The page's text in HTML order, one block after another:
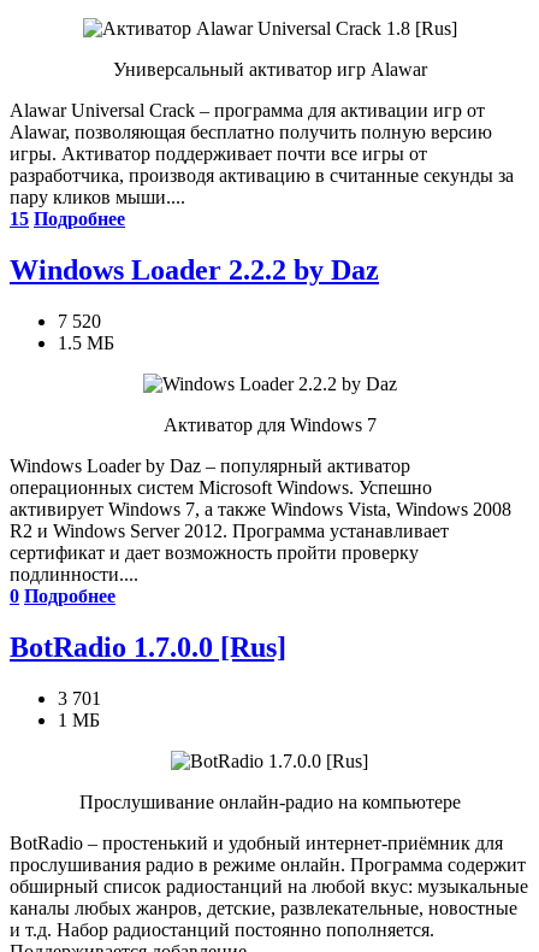
Универсальный активатор игр Alawar
Alawar Universal Crack – программа для активации игр от
Alawar, позволяющая бесплатно получить полную версию
игры. Активатор поддерживает почти все игры от
разработчика, производя активацию в считанные секунды за
пару кликов мыши....
15 Подробнее
Windows Loader 2.2.2 by Daz
7 520
1.5 МБ
Активатор для Windows 7
Windows Loader by Daz – популярный активатор
операционных систем Microsoft Windows. Успешно
активирует Windows 7, а также Windows Vista, Windows 2008
R2 и Windows Server 2012. Программа устанавливает
сертификат и дает возможность пройти проверку
подлинности....
0 Подробнее
BotRadio 1.7.0.0 [Rus]
3 701
1 МБ
Прослушивание онлайн-радио на компьютере
BotRadio – простенький и удобный интернет-приёмник для
прослушивания радио в режиме онлайн. Программа содержит
обширный список радиостанций на любой вкус: музыкальные
каналы любых жанров, детские, развлекательные, новостные
и т.д. Набор радиостанций постоянно пополняется.